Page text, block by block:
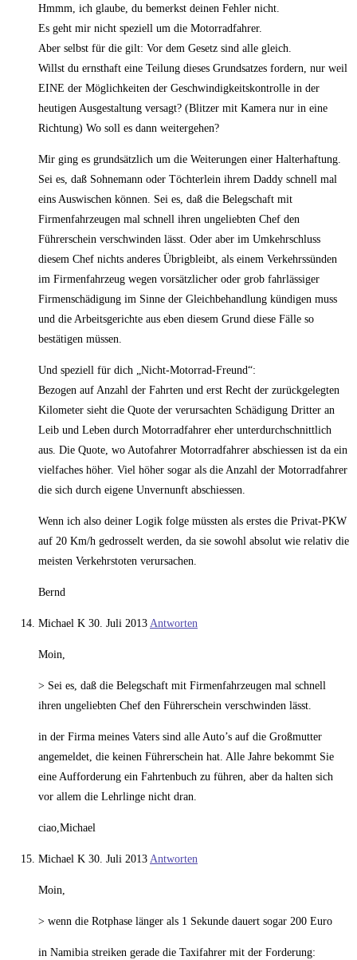
Hmmm, ich glaube, du bemerkst deinen Fehler nicht.
Es geht mir nicht speziell um die Motorradfahrer.
Aber selbst für die gilt: Vor dem Gesetz sind alle gleich.
Willst du ernsthaft eine Teilung dieses Grundsatzes fordern, nur weil
EINE der Möglichkeiten der Geschwindigkeitskontrolle in der
heutigen Ausgestaltung versagt? (Blitzer mit Kamera nur in eine
Richtung) Wo soll es dann weitergehen?
Mir ging es grundsätzlich um die Weiterungen einer Halterhaftung.
Sei es, daß Sohnemann oder Töchterlein ihrem Daddy schnell mal
eins Auswischen können. Sei es, daß die Belegschaft mit
Firmenfahrzeugen mal schnell ihren ungeliebten Chef den
Führerschein verschwinden lässt. Oder aber im Umkehrschluss
diesem Chef nichts anderes Übrigbleibt, als einem Verkehrssünden
im Firmenfahrzeug wegen vorsätzlicher oder grob fahrlässiger
Firmenschädigung im Sinne der Gleichbehandlung kündigen muss
und die Arbeitsgerichte aus eben diesem Grund diese Fälle so
bestätigen müssen.
Und speziell für dich „Nicht-Motorrad-Freund“:
Bezogen auf Anzahl der Fahrten und erst Recht der zurückgelegten
Kilometer sieht die Quote der verursachten Schädigung Dritter an
Leib und Leben durch Motorradfahrer eher unterdurchschnittlich
aus. Die Quote, wo Autofahrer Motorradfahrer abschiessen ist da ein
vielfaches höher. Viel höher sogar als die Anzahl der Motorradfahrer
die sich durch eigene Unvernunft abschiessen.
Wenn ich also deiner Logik folge müssten als erstes die Privat-PKW
auf 20 Km/h gedrosselt werden, da sie sowohl absolut wie relativ die
meisten Verkehrstoten verursachen.
Bernd
Michael K 30. Juli 2013 Antworten
Moin,
> Sei es, daß die Belegschaft mit Firmenfahrzeugen mal schnell
ihren ungeliebten Chef den Führerschein verschwinden lässt.
in der Firma meines Vaters sind alle Auto’s auf die Großmutter
angemeldet, die keinen Führerschein hat. Alle Jahre bekommt Sie
eine Aufforderung ein Fahrtenbuch zu führen, aber da halten sich
vor allem die Lehrlinge nicht dran.
ciao,Michael
Michael K 30. Juli 2013 Antworten
Moin,
> wenn die Rotphase länger als 1 Sekunde dauert sogar 200 Euro
in Namibia streiken gerade die Taxifahrer mit der Forderung: